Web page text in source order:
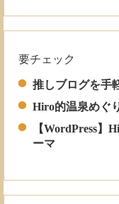
要チェック
推しブログを手
Hiro的温泉めぐ
【WordPress】
ーマ